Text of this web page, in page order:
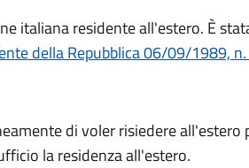
italiana residente all'estero. È
della Repubblica 06/09/1989,
di voler risiedere
la residenza all'estero.